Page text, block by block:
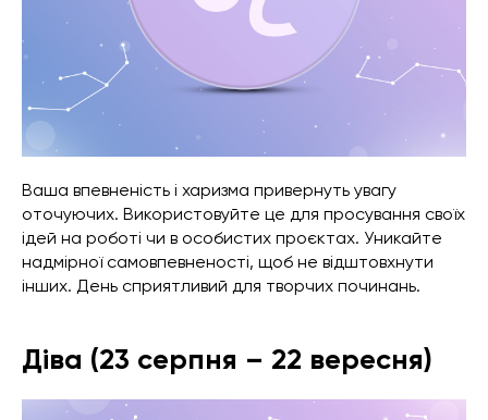
Ваша впевненість і харизма привернуть увагу
оточуючих. Використовуйте це для просування своїх
ідей на роботі чи в особистих проєктах. Уникайте
надмірної самовпевненості, щоб не відштовхнути
інших. День сприятливий для творчих починань.
Діва (23 серпня – 22 вересня)